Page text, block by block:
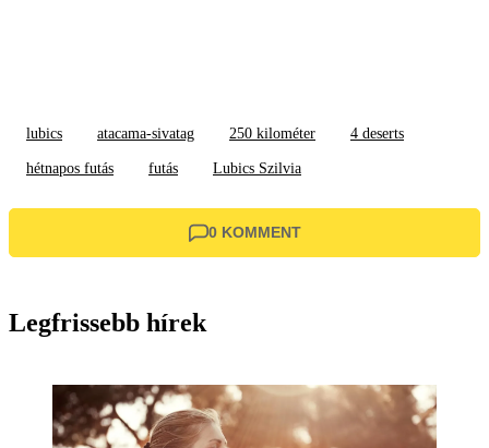
lubics atacama-sivatag 250 kilométer 4 deserts
hétnapos futás futás Lubics Szilvia
0 KOMMENT
Legfrissebb hírek